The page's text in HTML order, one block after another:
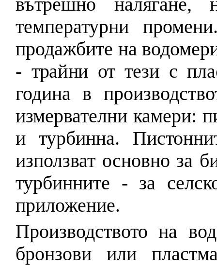
температурни
продажбите на
- трайни от тези с
година в
измервателни камери:
и турбинна.
използват основно за
турбинните - за
приложение.
Производството на
бронзови или